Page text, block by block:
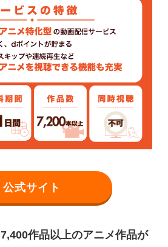
公式サイト
7,400作品以上のアニメ作品が